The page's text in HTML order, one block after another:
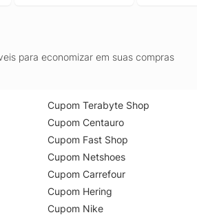
para economizar em suas compras
Cupom Terabyte Shop
Cupom Centauro
Cupom Fast Shop
Cupom Netshoes
Cupom Carrefour
Cupom Hering
Cupom Nike